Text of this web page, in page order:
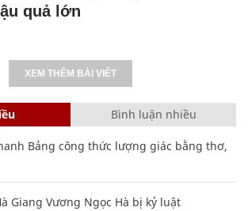
quả lớn
XEM THÊM BÀI VIẾT
Bình luận nhiều
Bảng công thức lượng giác bằng thơ,
Giang Vương Ngọc Hà bị kỷ luật